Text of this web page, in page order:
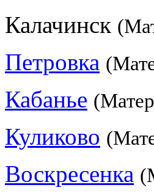
Калачинск
Петровка
Кабанье
Куликово
Воскресенка